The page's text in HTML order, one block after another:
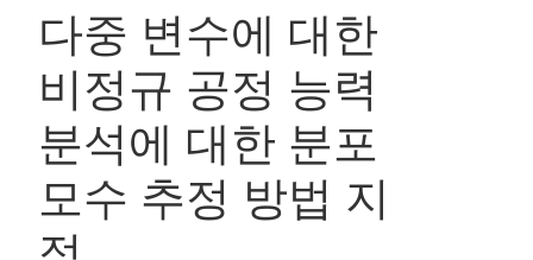
다중 변수에 대한
비정규 공정 능력
분석에 대한 분포
모수 추정 방법 지